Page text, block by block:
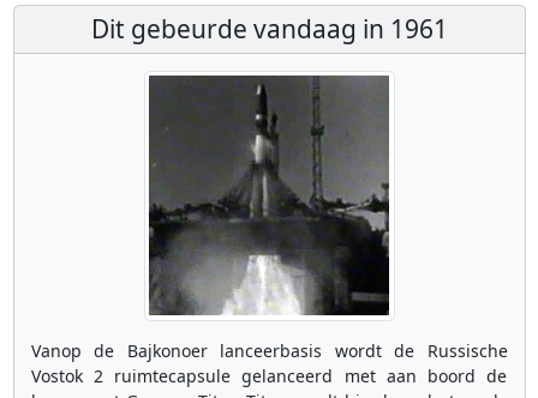
Dit gebeurde vandaag in 1961
Vanop de Bajkonoer lanceerbasis wordt de Russische
Vostok 2 ruimtecapsule gelanceerd met aan boord de